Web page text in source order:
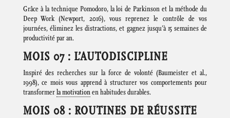
Grâce à la technique Pomodoro, la loi de Parkinson et la méthode du
Deep Work (Newport, 2016), vous reprenez le contrôle de vos
journées, éliminez les distractions, et gagnez jusqu’à 15 semaines de
productivité par an.
MOIS 07 : L’AUTODISCIPLINE
Inspiré des recherches sur la force de volonté (Baumeister et al.,
1998), ce mois vous apprend à structurer vos comportements pour
transformerla motivationen habitudes durables.
MOIS 08 : ROUTINES DE RÉUSSITE